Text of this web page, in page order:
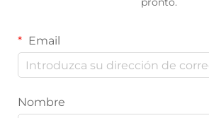
Email
Nombre